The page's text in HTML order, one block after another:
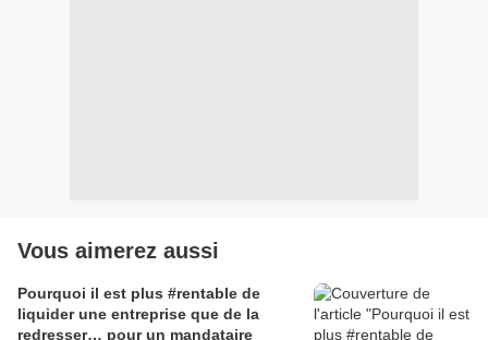
Vous aimerez aussi
Pourquoi il est plus #rentable de
liquider une entreprise que de la
redresser… pour un mandataire